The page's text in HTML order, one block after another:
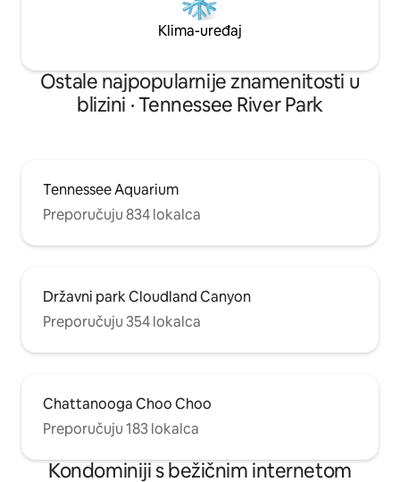
Klima-uređaj
Ostale najpopularnije znamenitosti u
blizini · Tennessee River Park
Tennessee Aquarium
Preporučuju 834 lokalca
Državni park Cloudland Canyon
Preporučuju 354 lokalca
Chattanooga Choo Choo
Preporučuju 183 lokalca
Kondominiji s bežičnim internetom